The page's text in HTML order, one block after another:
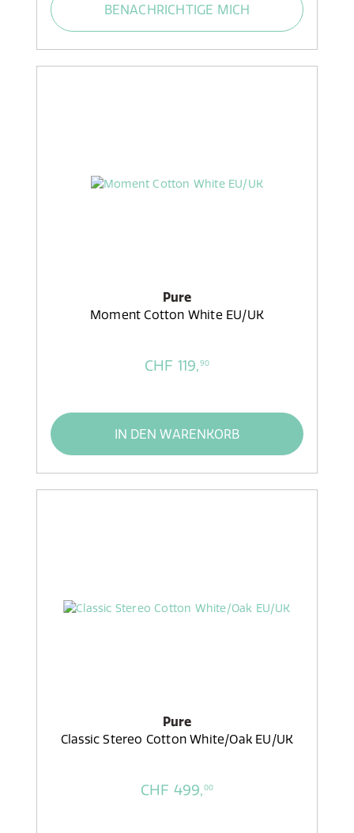
BENACHRICHTIGE MICH
Pure
Moment Cotton White EU/UK
CHF 119,90
IN DEN WARENKORB
Pure
Classic Stereo Cotton White/Oak EU/UK
CHF 499,00